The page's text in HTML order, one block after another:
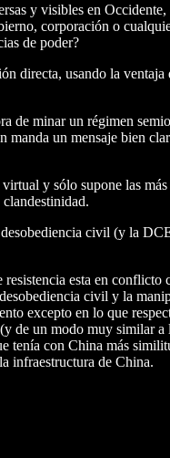
y visibles en
corporación o
de poder?
directa, usando la
de minar un régimen
un mensaje bien
y sólo supone las
civil (y la
esta en
civil y la
excepto en lo que
de un modo muy similar
con China más
infraestructura de China.